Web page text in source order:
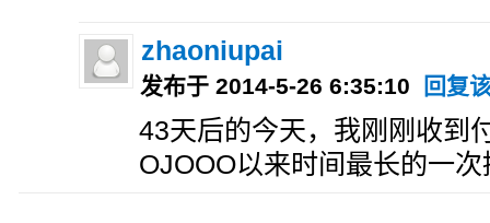
zhaoniupai
发布于 2014-5-26 6:35:10 回复
43天后的今天，我刚刚收到
OJOOO以来时间最长的一